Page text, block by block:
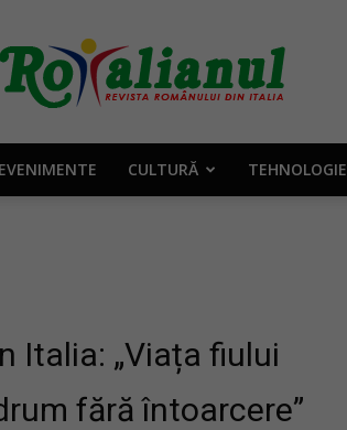
Rotalianul
EVENIMENTE CULTURĂ TEHNOLOGIE
Italia: „Viața fiului
fără întoarcere”